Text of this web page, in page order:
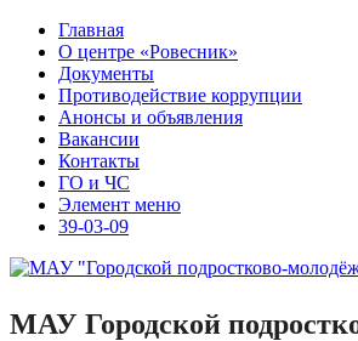
Skip
content
Главная
О центре «Ровесник»
Документы
Противодействие коррупции
Анонсы и объявления
Вакансии
Контакты
ГО и ЧС
Элемент меню
39-03-09
МАУ Городской